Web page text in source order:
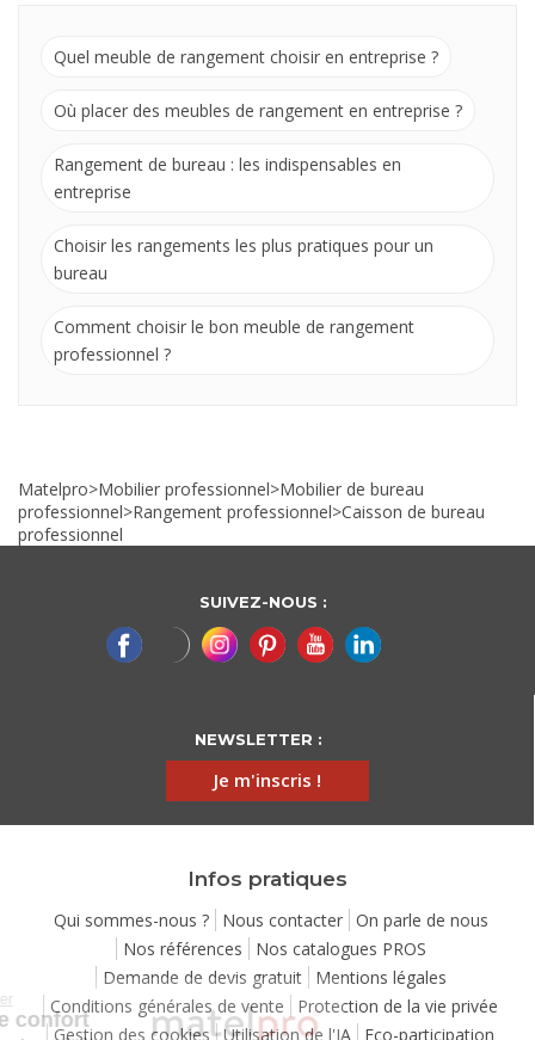
Quel meuble de rangement choisir en entreprise ?
Où placer des meubles de rangement en entreprise ?
Rangement de bureau : les indispensables en
entreprise
Choisir les rangements les plus pratiques pour un
bureau
Comment choisir le bon meuble de rangement
professionnel ?
Matelpro>Mobilier professionnel>Mobilier de bureau
professionnel>Rangement professionnel>Caisson de bureau
professionnel
SUIVEZ-NOUS :
NEWSLETTER :
Je m'inscris !
Infos pratiques
Qui sommes-nous ? Nous contacter
On parle de nous
Nos références
Nos catalogues PROS
Demande de devis gratuit
Mentions légales
Conditions générales de vente
Protection de la vie privée
Gestion des cookies
Utilisation de l'IA Eco-participation
Continuer sans accepter
Chez Matelpro, le confort